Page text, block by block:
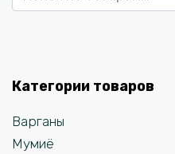
Категории товаров
Варганы
Мумиё